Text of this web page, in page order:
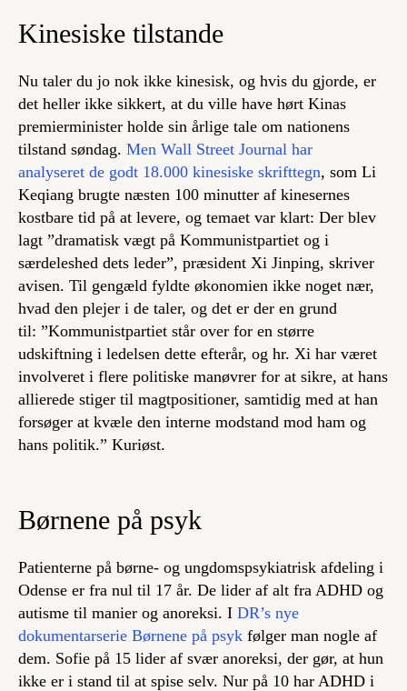
Kinesiske tilstande
Nu taler du jo nok ikke kinesisk, og hvis du gjorde, er
det heller ikke sikkert, at du ville have hørt Kinas
premierminister holde sin årlige tale om nationens
tilstand søndag. Men Wall Street Journal har
analyseret de godt 18.000 kinesiske skrifttegn, som Li
Keqiang brugte næsten 100 minutter af kinesernes
kostbare tid på at levere, og temaet var klart: Der blev
lagt ”dramatisk vægt på Kommunistpartiet og i
særdeleshed dets leder”, præsident Xi Jinping, skriver
avisen. Til gengæld fyldte økonomien ikke noget nær,
hvad den plejer i de taler, og det er der en grund
til: ”Kommunistpartiet står over for en større
udskiftning i ledelsen dette efterår, og hr. Xi har været
involveret i flere politiske manøvrer for at sikre, at hans
allierede stiger til magtpositioner, samtidig med at han
forsøger at kvæle den interne modstand mod ham og
hans politik.” Kuriøst.
Børnene på psyk
Patienterne på børne- og ungdomspsykiatrisk afdeling i
Odense er fra nul til 17 år. De lider af alt fra ADHD og
autisme til manier og anoreksi. I DR’s nye
dokumentarserie Børnene på psyk følger man nogle af
dem. Sofie på 15 lider af svær anoreksi, der gør, at hun
ikke er i stand til at spise selv. Nur på 10 har ADHD i